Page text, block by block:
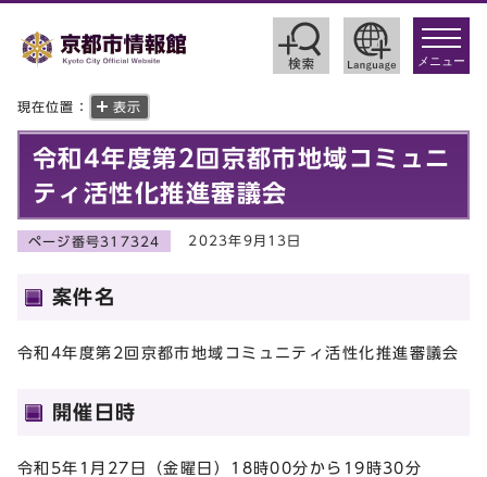
toggle
メニュー
現在位置： 表示
令和4年度第2回京都市地域コミュニ
ティ活性化推進審議会
ページ番号317324 2023年9月13日
案件名
令和4年度第2回京都市地域コミュニティ活性化推進審議会
開催日時
令和5年1月27日（金曜日）18時00分から19時30分